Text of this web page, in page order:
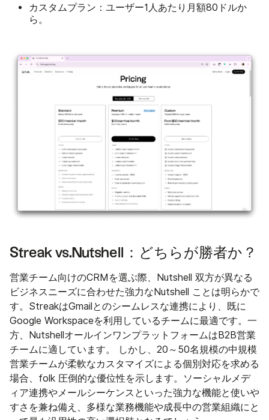
カスタムプラン： ユーザー1人あたり月額80ドルか
ら。
Streak vs.Nutshell：どちらが勝者か？
営業チーム向けのCRMを選ぶ際、Nutshell 双方が異なる
ビジネスニーズに合わせた強力なNutshell ことは明らかで
す。StreakはGmailとのシームレスな連携により、既に
Google Workspaceを利用しているチームに最適です。一
方、NutshellオールインワンプラットフォームはB2B営業
チームに適しています。 しかし、20～50名規模の中規模
営業チームが柔軟なカスタマイズによる個別対応を求める
場合、folk 圧倒的な優位性を示します。ソーシャルメデ
ィア連携やメールシーケンスといった強力な機能と使いや
すさを兼ね備え、多様な業務機能や成長中の営業組織にと